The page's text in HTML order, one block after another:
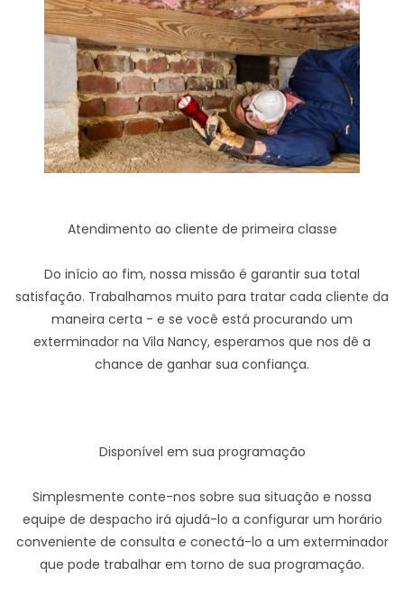
Atendimento ao cliente de primeira classe
Do início ao fim, nossa missão é garantir sua total
satisfação. Trabalhamos muito para tratar cada cliente da
maneira certa - e se você está procurando um
exterminador na Vila Nancy, esperamos que nos dê a
chance de ganhar sua confiança.
Disponível em sua programação
Simplesmente conte-nos sobre sua situação e nossa
equipe de despacho irá ajudá-lo a configurar um horário
conveniente de consulta e conectá-lo a um exterminador
que pode trabalhar em torno de sua programação.